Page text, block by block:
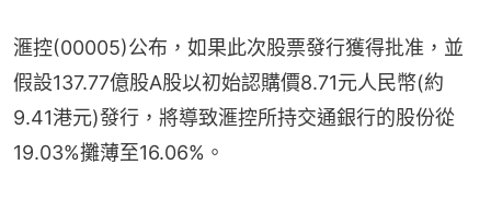
滙控(00005)公布，如果此次股票發行獲得批准，並
假設137.77億股A股以初始認購價8.71元人民幣(約
9.41港元)發行，將導致滙控所持交通銀行的股份從
19.03%攤薄至16.06%。